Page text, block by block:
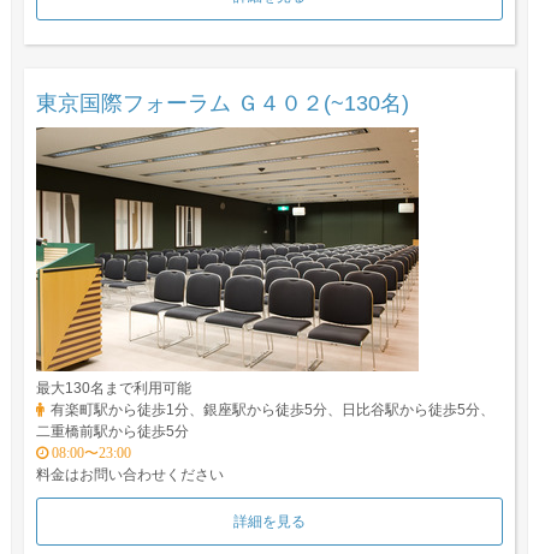
東京国際フォーラム Ｇ４０２(~130名)
最大130名まで利用可能
有楽町駅から徒歩1分、銀座駅から徒歩5分、日比谷駅から徒歩5分、
二重橋前駅から徒歩5分
08:00〜23:00
料金はお問い合わせください
詳細を見る